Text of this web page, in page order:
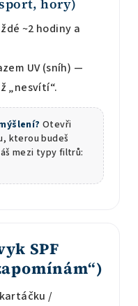
hory)
~2 hodiny a
UV (sníh) —
„nesvítí“.
Otevři
kterou budeš
mezi typy filtrů:
SPF
/